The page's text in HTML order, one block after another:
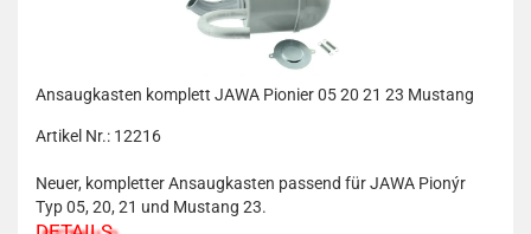
Ansaugkasten komplett JAWA Pionier 05 20 21 23 Mustang
Artikel Nr.: 12216
Neuer, kompletter Ansaugkasten passend für JAWA Pionýr
Typ 05, 20, 21 und Mustang 23.